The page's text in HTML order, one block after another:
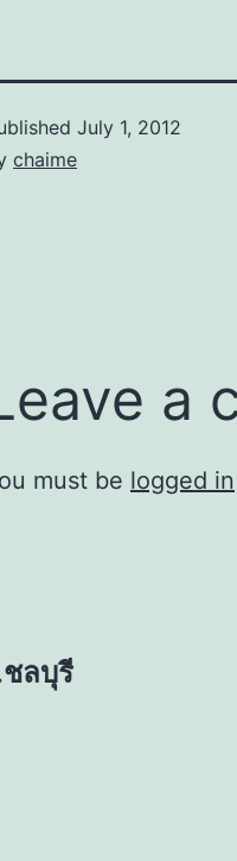
July 1, 2012
chaime
a
must be logged in
ลบุรี